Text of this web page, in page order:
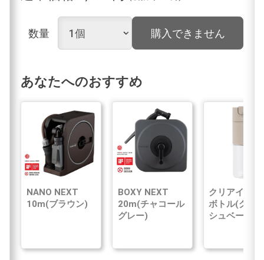
数量 購入できません
あなたへのおすすめ
NANO NEXT
10m(ブラウン)
BOXY NEXT
20m(チャコール
グレー)
クリアイン浄
ボトル(グレ
シュベージ